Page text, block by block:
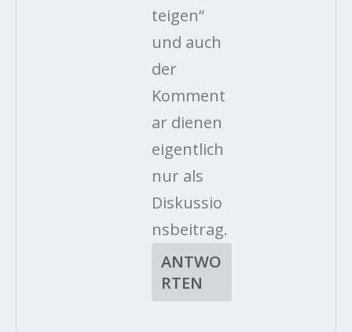
teigen“
und auch
der
Komment
ar dienen
eigentlich
nur als
Diskussio
nsbeitrag.
ANTWO
RTEN